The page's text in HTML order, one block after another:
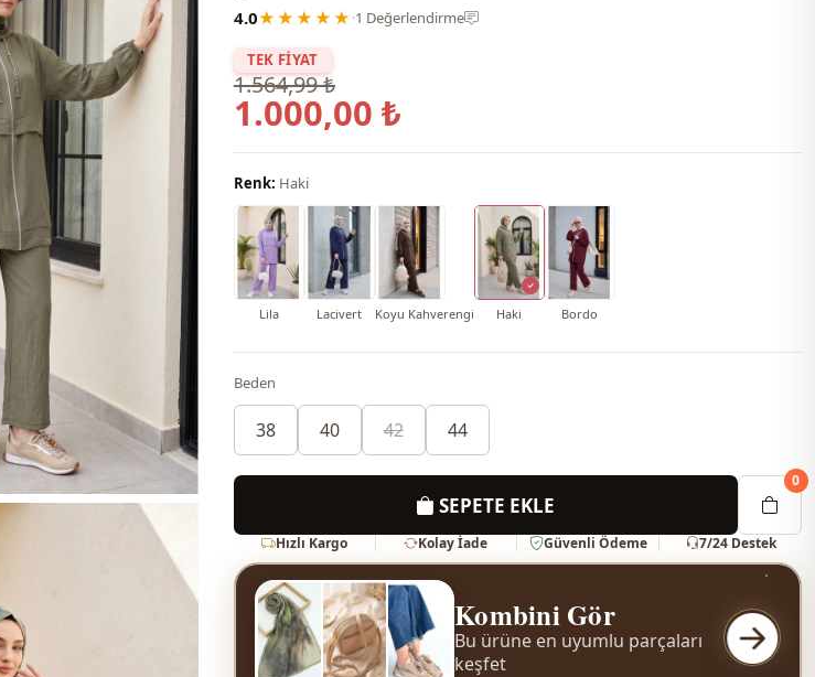
4.0★★★★★ ·1 Değerlendirme
TEK FİYAT
1.564,99 ₺
1.000,00 ₺
Renk: Haki
Lila Lacivert Koyu Kahverengi Haki Bordo
Beden
38 40 42 44
SEPETE EKLE
0
Hızlı Kargo Kolay İade Güvenli Ödeme 7/24 Destek
Kombini Gör
Bu ürüne en uyumlu parçaları
keşfet